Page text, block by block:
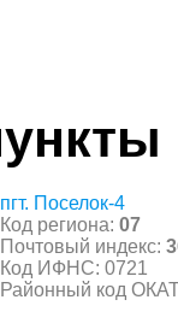
пгт. Поселок-4
Код региона: 07
Почтовый индекс:
Код ИФНС: 0721
Районный код